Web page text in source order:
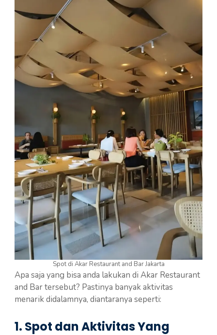
Spot di Akar Restaurant and Bar Jakarta
Apa saja yang bisa anda lakukan di Akar Restaurant
and Bar tersebut? Pastinya banyak aktivitas
menarik didalamnya, diantaranya seperti:
1. Spot dan Aktivitas Yang